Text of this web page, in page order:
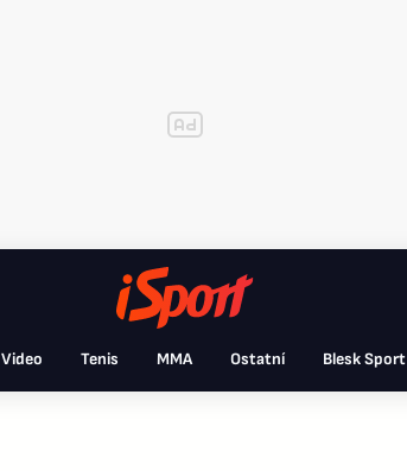
Video Tenis MMA Ostatní Blesk Sport